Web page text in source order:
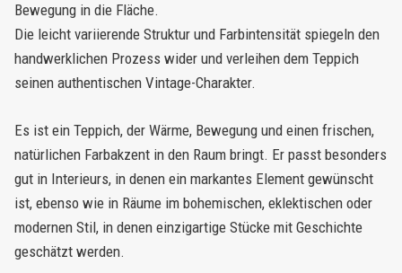
Bewegung in die Fläche.
Die leicht variierende Struktur und Farbintensität spiegeln den
handwerklichen Prozess wider und verleihen dem Teppich
seinen authentischen Vintage-Charakter.
Es ist ein Teppich, der Wärme, Bewegung und einen frischen,
natürlichen Farbakzent in den Raum bringt. Er passt besonders
gut in Interieurs, in denen ein markantes Element gewünscht
ist, ebenso wie in Räume im bohemischen, eklektischen oder
modernen Stil, in denen einzigartige Stücke mit Geschichte
geschätzt werden.